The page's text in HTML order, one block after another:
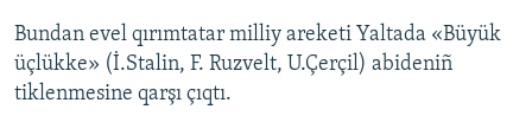
Bundan evel qırımtatar milliy areketi Yaltada «Büyük
üçlükke» (İ.Stalin, F. Ruzvelt, U.Çerçil) abideniñ
tiklenmesine qarşı çıqtı.